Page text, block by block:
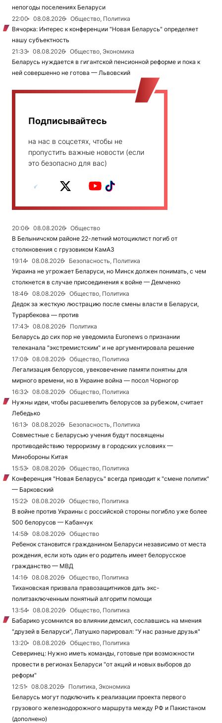
непогоды поселениях Беларуси
22:00
08.08.2026
Общество, Политика
Вячорка: Интерес к конференции "Новая Беларусь" определяет
нашу субъектность
21:33
08.08.2026
Общество, Экономика
Беларусь нуждается в гигантской пенсионной реформе и пока к
ней совершенно не готова — Львовский
Подписывайтесь
на нас в соцсетях, чтобы не
пропустить важные новости (если
это безопасно для вас)
20:06 08.08.2026
Общество
В Белыничском районе 22-летний мотоциклист погиб от
столкновения с грузовиком КамАЗ
19:14
08.08.2026
Безопасность, Политика
Украина не угрожает Беларуси, но Минск должен понимать, с чем
столкнется в случае присоединения к войне — Демченко
18:46
08.08.2026
Общество, Политика
Дедок за жесткую люстрацию после смены власти в Беларуси,
Турарбекова — против
17:43
08.08.2026
Политика
Беларусь до сих пор не уведомила Euronews о признании
телеканала "экстремистским" и не аргументировала решение
17:08
08.08.2026
Общество, Политика
Легализация белорусов, увековечение памяти понятны для
мирного времени, но в Украине война — посол Чорногор
16:32
08.08.2026
Общество, Политика
Нужны идеи, чтобы расшевелить белорусов за рубежом, считает
Лебедько
16:13
08.08.2026
Безопасность, Политика
Совместные с Беларусью учения будут посвящены
противодействию терроризму в городских условиях —
Минобороны Китая
15:53
08.08.2026
Общество, Политика
Конференция "Новая Беларусь" всегда приводит к "смене политик"
— Барковский
15:22
08.08.2026
Общество, Политика
В войне против Украины с российской стороны погибло уже более
500 белорусов — Кабанчук
14:58
08.08.2026
Общество
Ребенок становится гражданином Беларуси независимо от места
рождения, если хоть один его родитель имеет белорусское
гражданство — МВД
14:16
08.08.2026
Общество, Политика
Тихановская призвала правозащитников дать экс-
политзаключенным понятный алгоритм помощи
13:54
08.08.2026
Общество, Политика
Бабарико усомнился во влиянии демсил, сославшись на мнения
"друзей в Беларуси", Латушко парировал: "У нас разные друзья"
13:20
08.08.2026
Общество, Политика
Северинец: Нужно иметь команды, готовые при возможности
провести в регионах Беларуси "от акций и новых выборов до
реформ"
12:51
08.08.2026
Политика, Экономика
Беларусь могут подключить к реализации проекта первого
грузового железнодорожного маршрута между РФ и Пакистаном
(дополнено)